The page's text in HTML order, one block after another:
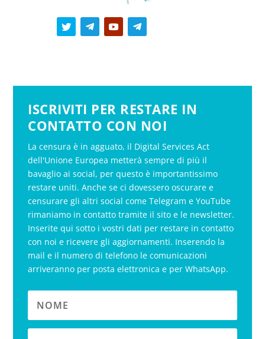
ISCRIVITI PER RESTARE IN
CONTATTO CON NOI
La censura è in agguato, il Digital Services Act
dell'Unione Europea metterà sempre di più il
bavaglio ai social, per questo è importantissimo
restare uniti. Anche se ci dovessero oscurare e
censurare gli altri social come Telegram e YouTube
rimaniamo in contatto tramite il sito e le newsletter.
Inserite qui sotto i vostri dati per restare in contatto
con noi e ricevere gli aggiornamenti. Inserendo la
mail e il numero di telefono le comunicazioni
arriveranno per posta elettronica e per WhatsApp.